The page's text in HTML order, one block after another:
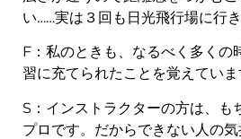
い……実は３回も日光飛行場に行
F：私のときも、なるべく多くの
習に充てられたことを覚えていま
S：インストラクターの方は、も
プロです。だからできない人の